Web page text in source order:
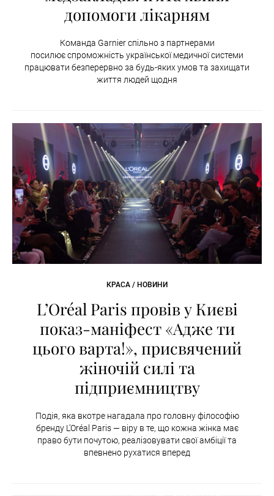
допомоги лікарням
Команда Garnier спільно з партнерами
посилює спроможність української медичної системи
працювати безперервно за будь-яких умов та захищати
життя людей щодня
КРАСА / НОВИНИ
L’Oréal Paris провів у Києві
показ-маніфест «Адже ти
цього варта!», присвячений
жіночій силі та
підприємництву
Подія, яка вкотре нагадала про головну філософію
бренду L’Oréal Paris — віру в те, що кожна жінка має
право бути почутою, реалізовувати свої амбіції та
впевнено рухатися вперед